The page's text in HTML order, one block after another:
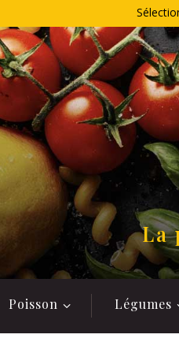
La
Poisson Légumes